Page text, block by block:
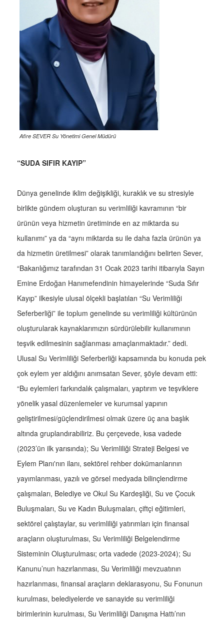
Afire SEVER Su Yönetimi Genel Müdürü
“SUDA SIFIR KAYIP”
Dünya genelinde iklim değişikliği, kuraklık ve su stresiyle
birlikte gündem oluşturan su verimliliği kavramının “bir
ürünün veya hizmetin üretiminde en az miktarda su
kullanımı” ya da “aynı miktarda su ile daha fazla ürünün ya
da hizmetin üretilmesi” olarak tanımlandığını belirten Sever,
“Bakanlığımız tarafından 31 Ocak 2023 tarihi itibarıyla Sayın
Emine Erdoğan Hanımefendinin himayelerinde “Suda Sıfır
Kayıp” ilkesiyle ulusal ölçekli başlatılan “Su Verimliliği
Seferberliği” ile toplum genelinde su verimliliği kültürünün
oluşturularak kaynaklarımızın sürdürülebilir kullanımının
teşvik edilmesinin sağlanması amaçlanmaktadır.” dedi.
Ulusal Su Verimliliği Seferberliği kapsamında bu konuda pek
çok eylem yer aldığını anımsatan Sever, şöyle devam etti:
“Bu eylemleri farkındalık çalışmaları, yaptırım ve teşviklere
yönelik yasal düzenlemeler ve kurumsal yapının
geliştirilmesi/güçlendirilmesi olmak üzere üç ana başlık
altında gruplandırabiliriz. Bu çerçevede, kısa vadede
(2023’ün ilk yarısında); Su Verimliliği Strateji Belgesi ve
Eylem Planı'nın ilanı, sektörel rehber dokümanlarının
yayımlanması, yazılı ve görsel medyada bilinçlendirme
çalışmaları, Belediye ve Okul Su Kardeşliği, Su ve Çocuk
Buluşmaları, Su ve Kadın Buluşmaları, çiftçi eğitimleri,
sektörel çalıştaylar, su verimliliği yatırımları için finansal
araçların oluşturulması, Su Verimliliği Belgelendirme
Sisteminin Oluşturulması; orta vadede (2023-2024); Su
Kanunu’nun hazırlanması, Su Verimliliği mevzuatının
hazırlanması, finansal araçların deklarasyonu, Su Fonunun
kurulması, belediyelerde ve sanayide su verimliliği
birimlerinin kurulması, Su Verimliliği Danışma Hattı’nın